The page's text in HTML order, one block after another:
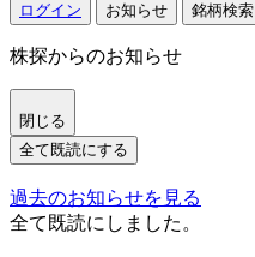
ログイン お知らせ 銘柄検索
株探からのお知らせ
閉じる
全て既読にする
過去のお知らせを見る
全て既読にしました。